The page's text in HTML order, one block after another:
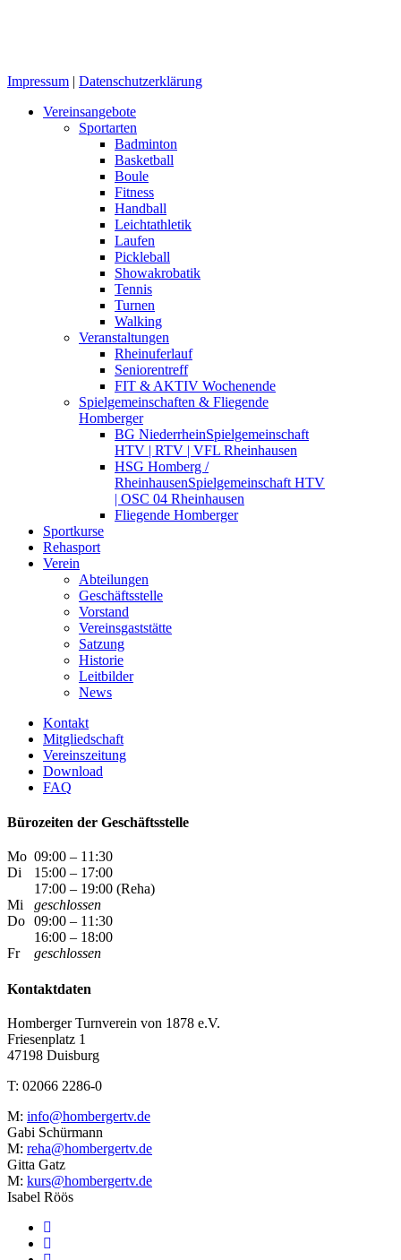
Impressum | Datenschutzerklärung
Close
Vereinsangebote
Sportarten
Badminton
Basketball
Boule
Fitness
Handball
Leichtathletik
Laufen
Pickleball
Showakrobatik
Tennis
Turnen
Walking
Veranstaltungen
Rheinuferlauf
Seniorentreff
FIT & AKTIV Wochenende
Spielgemeinschaften & Fliegende
Homberger
BG NiederrheinSpielgemeinschaft
HTV | RTV | VFL Rheinhausen
HSG Homberg /
RheinhausenSpielgemeinschaft HTV
| OSC 04 Rheinhausen
Fliegende Homberger
Sportkurse
Rehasport
Verein
Abteilungen
Geschäftsstelle
Vorstand
Vereinsgaststätte
Satzung
Historie
Leitbilder
News
Kontakt
Mitgliedschaft
Vereinszeitung
Download
FAQ
Bürozeiten der Geschäftsstelle
Mo 09:00 – 11:30
Di
15:00 – 17:00
17:00 – 19:00 (Reha)
Mi
geschlossen
Do 09:00 – 11:30
16:00 – 18:00
Fr
geschlossen
Kontaktdaten
Homberger Turnverein von 1878 e.V.
Friesenplatz 1
47198 Duisburg
T: 02066 2286-0
M: info@hombergertv.de
Gabi Schürmann
M: reha@hombergertv.de
Gitta Gatz
M: kurs@hombergertv.de
Isabel Röös